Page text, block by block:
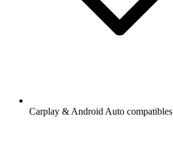
Carplay & Android Auto compatibles